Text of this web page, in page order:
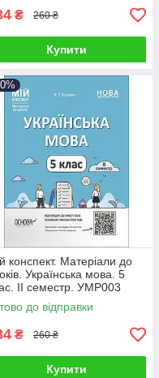
₴ 260 ₴
Купити
конспект. Матеріали до
Українська мова. 5
ІІ семестр. УМР003
до відправки
₴ 260 ₴
Купити